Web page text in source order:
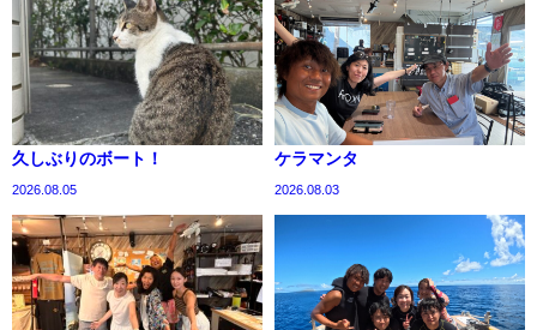
久しぶりのボート！
2026.08.05
ケラマンタ
2026.08.03